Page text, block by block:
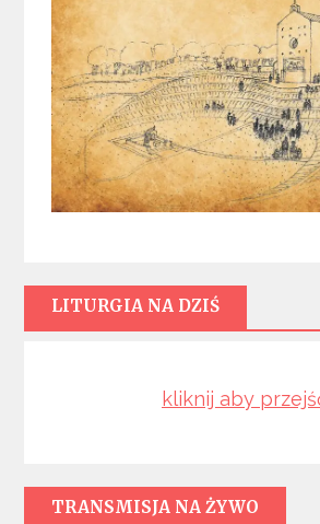
LITURGIA NA DZIŚ
kliknij aby
TRANSMISJA NA ŻYWO